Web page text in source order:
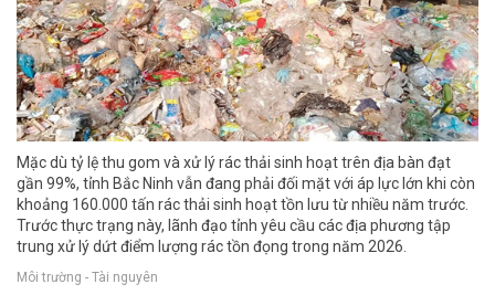
Mặc dù tỷ lệ thu gom và xử lý rác thải sinh hoạt trên địa bàn đạt
gần 99%, tỉnh Bắc Ninh vẫn đang phải đối mặt với áp lực lớn khi còn
khoảng 160.000 tấn rác thải sinh hoạt tồn lưu từ nhiều năm trước.
Trước thực trạng này, lãnh đạo tỉnh yêu cầu các địa phương tập
trung xử lý dứt điểm lượng rác tồn đọng trong năm 2026.
Môi trường - Tài nguyên